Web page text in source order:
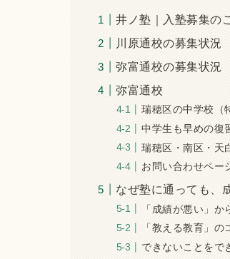
井ノ塾｜入塾募集の
川原通校の募集状況
弥富通校の募集状況
弥富通校
瑞穂区の中学校（
中学生も早めの復
瑞穂区・南区・天
お問い合わせペー
なぜ塾に通っても、
「成績が悪い」
「教える教育」の
できないことをで